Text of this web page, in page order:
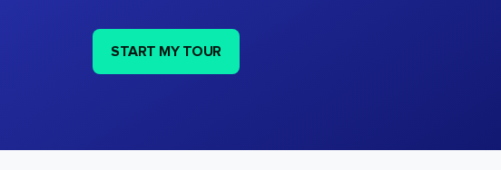
START MY TOUR